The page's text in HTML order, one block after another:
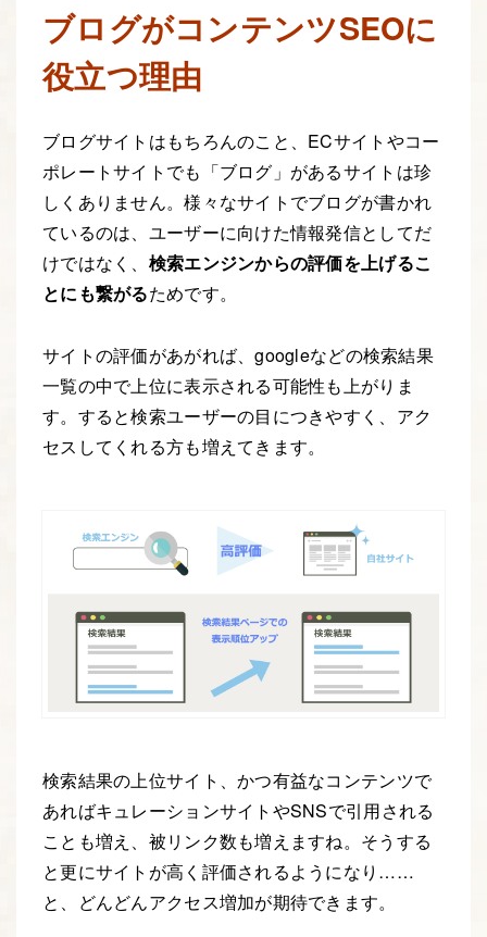
ブログがコンテンツSEOに
役立つ理由
ブログサイトはもちろんのこと、ECサイトやコー
ポレートサイトでも「ブログ」があるサイトは珍
しくありません。様々なサイトでブログが書かれ
ているのは、ユーザーに向けた情報発信としてだ
けではなく、 検索エンジンからの評価を上げるこ
とにも繋がるためです。
サイトの評価があがれば、googleなどの検索結果
一覧の中で上位に表示される可能性も上がりま
す。すると検索ユーザーの目につきやすく、アク
セスしてくれる方も増えてきます。
検索結果の上位サイト、かつ有益なコンテンツで
あればキュレーションサイトやSNSで引用される
ことも増え、被リンク数も増えますね。そうする
と更にサイトが高く評価されるようになり……
と、どんどんアクセス増加が期待できます。